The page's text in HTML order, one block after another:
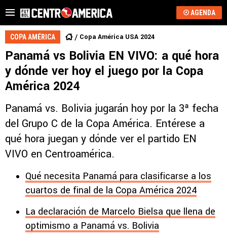
AGENDA
COPA AMÉRICA Copa América USA 2024
Panamá vs Bolivia EN VIVO: a qué hora
y dónde ver hoy el juego por la Copa
América 2024
Panamá vs. Bolivia jugarán hoy por la 3ª fecha
del Grupo C de la Copa América. Entérese a
qué hora juegan y dónde ver el partido EN
VIVO en Centroamérica.
Qué necesita Panamá para clasificarse a los
cuartos de final de la Copa América 2024
La declaración de Marcelo Bielsa que llena de
optimismo a Panamá vs. Bolivia